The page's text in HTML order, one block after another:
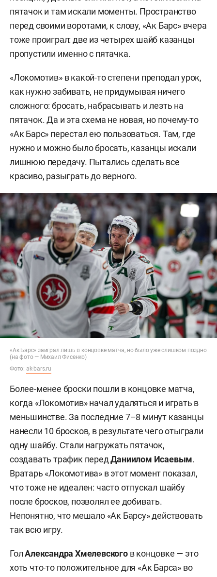
пятачок и там искали моменты. Пространство
перед своими воротами, к слову, «Ак Барс» вчера
тоже проиграл: две из четырех шайб казанцы
пропустили именно с пятачка.
«Локомотив» в какой-то степени преподал урок,
как нужно забивать, не придумывая ничего
сложного: бросать, набрасывать и лезть на
пятачок. Да и эта схема не новая, но почему-то
«Ак Барс» перестал ею пользоваться. Там, где
нужно и можно было бросать, казанцы искали
лишнюю передачу. Пытались сделать все
красиво, разыграть до верного.
«Ак Барс» заиграл лишь в концовке матча, но было уже слишком поздно
(на фото — Михаил Фисенко)
Фото: ak-bars.ru
Более-менее броски пошли в концовке матча,
когда «Локомотив» начал удаляться и играть в
меньшинстве. За последние 7–8 минут казанцы
нанесли 10 бросков, в результате чего отыграли
одну шайбу. Стали нагружать пятачок,
создавать трафик передДаниилом Исаевым.
Вратарь «Локомотива» в этот момент показал,
что тоже не идеален: часто отпускал шайбу
после бросков, позволял ее добивать.
Непонятно, что мешало «Ак Барсу» действовать
так всю игру.
ГолАлександра Хмелевского в концовке — это
хоть что-то положительное для «Ак Барса» во